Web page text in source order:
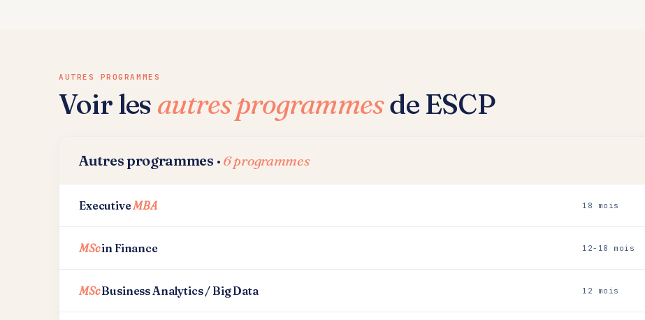
AUTRES PROGRAMMES
Voir les autres programmesde ESCP
Autres programmes · 6 programmes
ExecutiveMBA 18 mois
MScin Finance 12-18 mois
MScBusiness Analytics / Big Data 12 mois